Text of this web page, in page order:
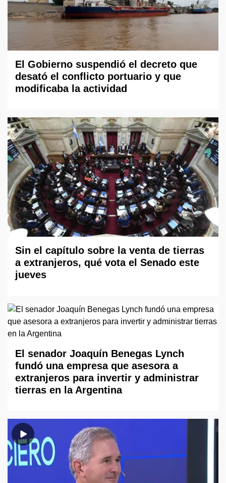
El Gobierno suspendió el decreto que
desató el conflicto portuario y que
modificaba la actividad
Sin el capítulo sobre la venta de tierras
a extranjeros, qué vota el Senado este
jueves
El senador Joaquín Benegas Lynch
fundó una empresa que asesora a
extranjeros para invertir y administrar
tierras en la Argentina